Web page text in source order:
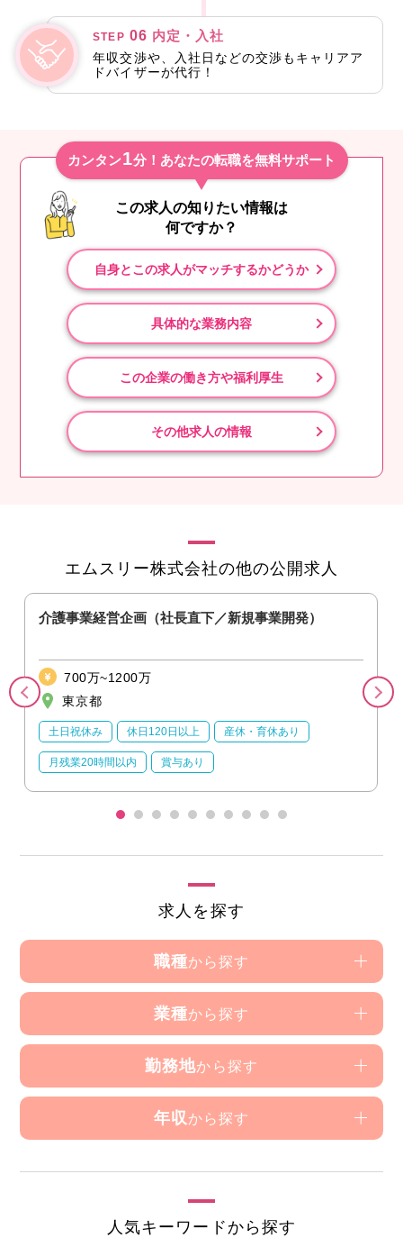
STEP 06 内定・入社
年収交渉や、入社日などの交渉もキャリアア
ドバイザーが代行！
カンタン1分！あなたの転職を無料サポート
この求人の知りたい情報は
何ですか？
自身とこの求人がマッチするかどうか
具体的な業務内容
この企業の働き方や福利厚生
その他求人の情報
エムスリー株式会社の他の公開求人
介護事業経営企画（社長直下／新規事業開発）
700万~1200万
東京都
土日祝休み 休日120日以上 産休・育休あり
月残業20時間以内 賞与あり
求人を探す
職種から探す
業種から探す
勤務地から探す
年収 から探す
人気キーワードから探す